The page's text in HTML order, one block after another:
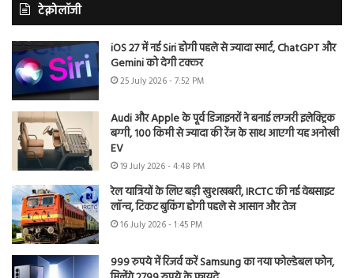
टेक्नोलॉजी
iOS 27 में नई Siri होगी पहले से ज्यादा स्मार्ट, ChatGPT और
Gemini को देगी टक्कर
25 July 2026 - 7:52 PM
Audi और Apple के पूर्व डिजाइनरों ने बनाई लग्जरी इलेक्ट्रिक
बग्गी, 100 किमी से ज्यादा की रेंज के साथ आएगी यह अनोखी
EV
19 July 2026 - 4:48 PM
रेल यात्रियों के लिए बड़ी खुशखबरी, IRCTC की नई वेबसाइट
लॉन्च, टिकट बुकिंग होगी पहले से आसान और तेज
16 July 2026 - 1:45 PM
999 रुपये में रिजर्व करें Samsung का नया फोल्डेबल फोन,